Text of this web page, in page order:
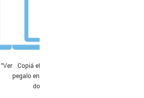
te aparece y
la tienda